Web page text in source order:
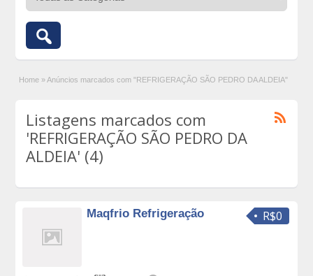
Home » Anúncios marcados com "REFRIGERAÇÃO SÃO PEDRO DA ALDEIA"
Listagens marcados com
'REFRIGERAÇÃO SÃO PEDRO DA
ALDEIA' (4)
R$0
Maqfrio Refrigeração